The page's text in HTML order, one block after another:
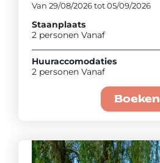
Van 29/08/2026 tot 05/09/2026
Staanplaats
2 personen Vanaf
Huuraccomodaties
2 personen Vanaf
Boeken